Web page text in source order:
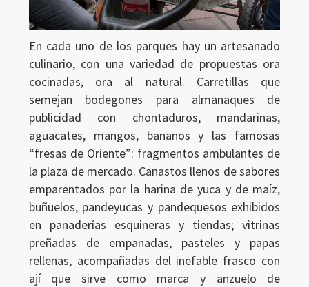
En cada uno de los parques hay un artesanado
culinario, con una variedad de propuestas ora
cocinadas, ora al natural. Carretillas que
semejan bodegones para almanaques de
publicidad con chontaduros, mandarinas,
aguacates, mangos, bananos y las famosas
“fresas de Oriente”: fragmentos ambulantes de
la plaza de mercado. Canastos llenos de sabores
emparentados por la harina de yuca y de maíz,
buñuelos, pandeyucas y pandequesos exhibidos
en panaderías esquineras y tiendas; vitrinas
preñadas de empanadas, pasteles y papas
rellenas, acompañadas del inefable frasco con
ají que sirve como marca y anzuelo de